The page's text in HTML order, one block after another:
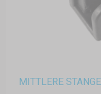
MITTLERE